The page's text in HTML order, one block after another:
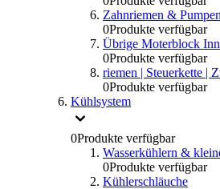
Zahnriemen & Pumpen
0Produkte verfügbar
Übrige Moterblock
0Produkte verfügbar
riemen | Steuerkette |
0Produkte verfügbar
Kühlsystem
0Produkte verfügbar
Wasserkühlern &
0Produkte verfügbar
Kühlerschläuche